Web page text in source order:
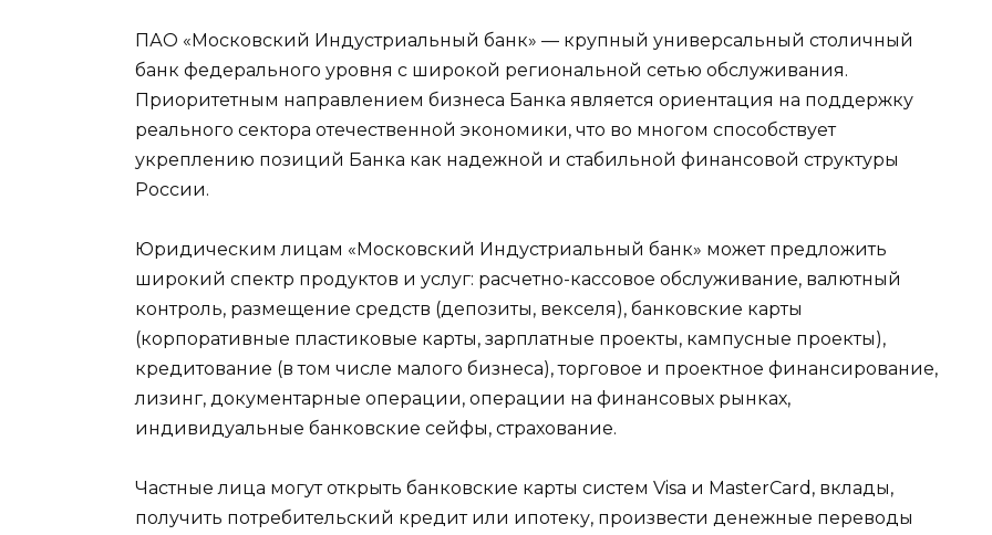
ПАО «Московский Индустриальный банк» — крупный универсальный столичный
банк федерального уровня с широкой региональной сетью обслуживания.
Приоритетным направлением бизнеса Банка является ориентация на поддержку
реального сектора отечественной экономики, что во многом способствует
укреплению позиций Банка как надежной и стабильной финансовой структуры
России.
Юридическим лицам «Московский Индустриальный банк» может предложить
широкий спектр продуктов и услуг: расчетно-кассовое обслуживание, валютный
контроль, размещение средств (депозиты, векселя), банковские карты
(корпоративные пластиковые карты, зарплатные проекты, кампусные проекты),
кредитование (в том числе малого бизнеса), торговое и проектное финансирование,
лизинг, документарные операции, операции на финансовых рынках,
индивидуальные банковские сейфы, страхование.
Частные лица могут открыть банковские карты систем Visa и MasterCard, вклады,
получить потребительский кредит или ипотеку, произвести денежные переводы